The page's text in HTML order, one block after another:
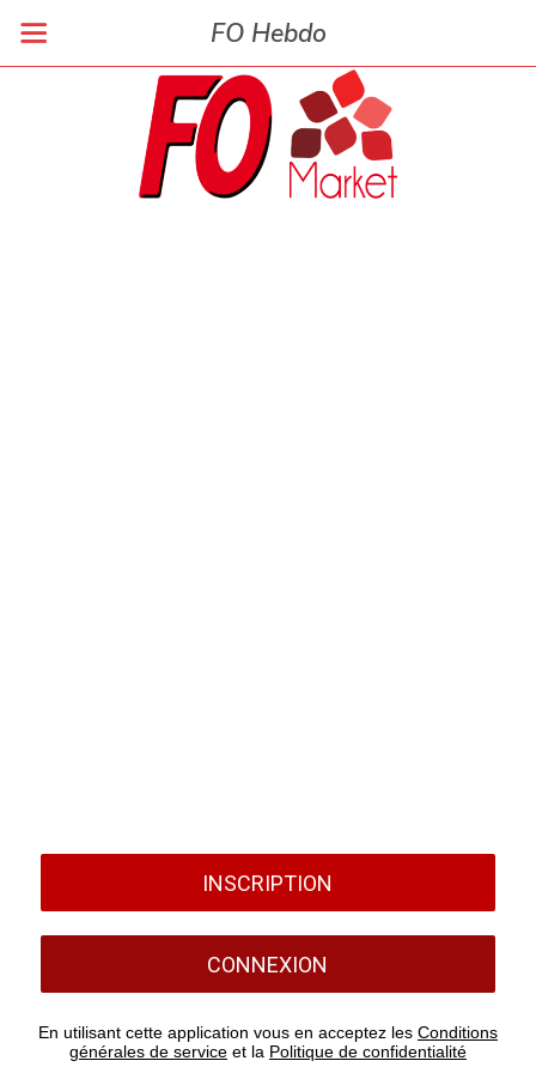
FO Hebdo
INSCRIPTION
CONNEXION
En utilisant cette application vous en acceptez les Conditions
générales de service et la Politique de confidentialité